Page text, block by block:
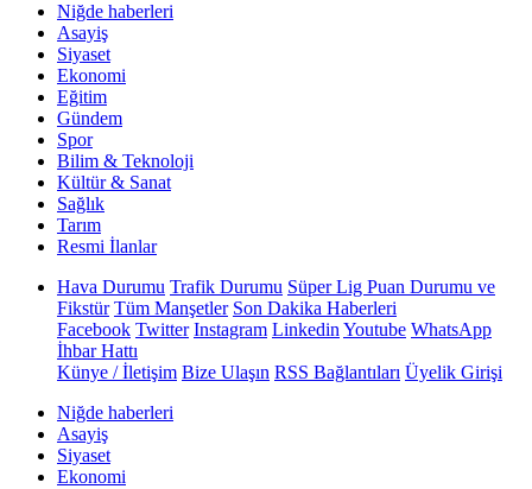
Niğde haberleri
Asayiş
Siyaset
Ekonomi
Eğitim
Gündem
Spor
Bilim & Teknoloji
Kültür & Sanat
Sağlık
Tarım
Resmi İlanlar
Hava Durumu Trafik Durumu Süper Lig Puan Durumu ve
Fikstür Tüm Manşetler Son Dakika Haberleri
Facebook Twitter Instagram Linkedin Youtube WhatsApp
İhbar Hattı
Künye / İletişim Bize Ulaşın RSS Bağlantıları Üyelik Girişi
Niğde haberleri
Asayiş
Siyaset
Ekonomi